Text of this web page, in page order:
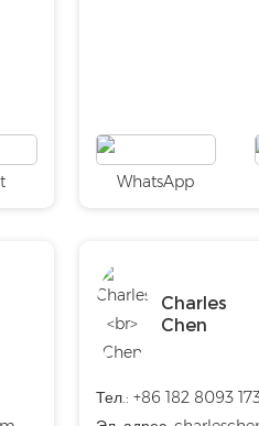
WhatsApp
Charles
Chen
Тел.: +86 182 8093